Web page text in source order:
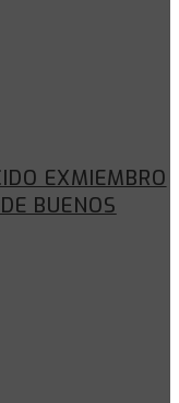
EXMIEMBRO
BUENOS